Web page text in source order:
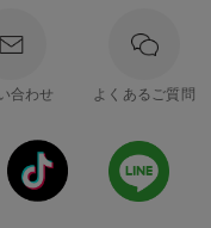
合わせ よくあるご質問